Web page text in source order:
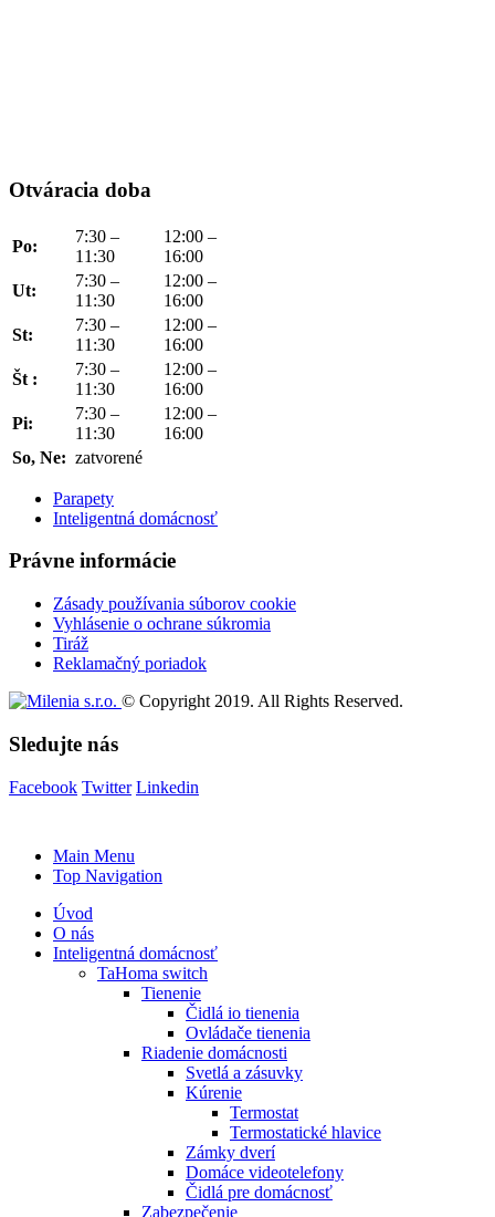
Otváracia doba
Po:
7:30 –
11:30
12:00 –
16:00
Ut:
7:30 –
11:30
12:00 –
16:00
St:
7:30 –
11:30
12:00 –
16:00
Št :
7:30 –
11:30
12:00 –
16:00
Pi:
7:30 –
11:30
12:00 –
16:00
So, Ne: zatvorené
Parapety
Inteligentná domácnosť
Právne informácie
Zásady používania súborov cookie
Vyhlásenie o ochrane súkromia
Tiráž
Reklamačný poriadok
© Copyright 2019. All Rights Reserved.
Sledujte nás
Facebook Twitter Linkedin
Main Menu
Top Navigation
Úvod
O nás
Inteligentná domácnosť
TaHoma switch
Tienenie
Čidlá io tienenia
Ovládače tienenia
Riadenie domácnosti
Svetlá a zásuvky
Kúrenie
Termostat
Termostatické hlavice
Zámky dverí
Domáce videotelefony
Čidlá pre domácnosť
Zabezpečenie